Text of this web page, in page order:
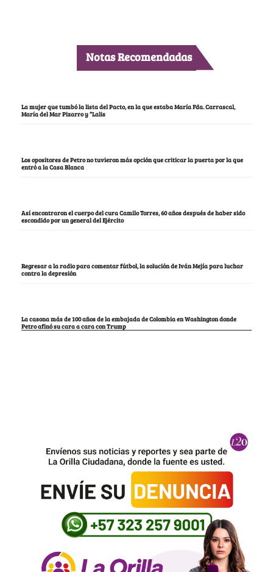
Notas Recomendadas
La mujer que tumbó la lista del Pacto, en la que estaba María Fda. Carrascal,
María del Mar Pizarro y “Lalis
Los opositores de Petro no tuvieron más opción que criticar la puerta por la que
entró a la Casa Blanca
Así encontraron el cuerpo del cura Camilo Torres, 60 años después de haber sido
escondido por un general del Ejército
Regresar a la radio para comentar fútbol, la solución de Iván Mejía para luchar
contra la depresión
La casona más de 100 años de la embajada de Colombia en Washington donde
Petro afinó su cara a cara con Trump